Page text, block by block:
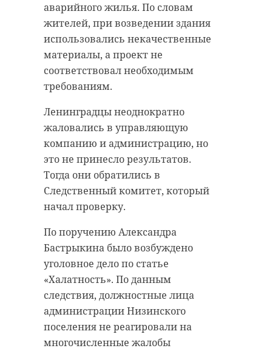
аварийного жилья. По словам
жителей, при возведении здания
использовались некачественные
материалы, а проект не
соответствовал необходимым
требованиям.
Ленинградцы неоднократно
жаловались в управляющую
компанию и администрацию, но
это не принесло результатов.
Тогда они обратились в
Следственный комитет, который
начал проверку.
По поручению Александра
Бастрыкина было возбуждено
уголовное дело по статье
«Халатность». По данным
следствия, должностные лица
администрации Низинского
поселения не реагировали на
многочисленные жалобы